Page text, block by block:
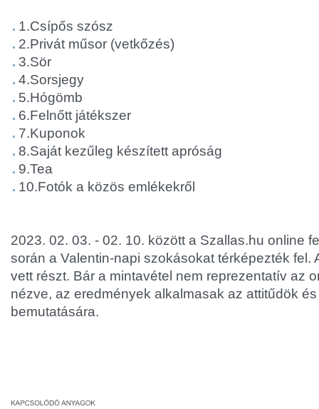
1.Csípős szósz
2.Privát műsor (vetkőzés)
3.Sör
4.Sorsjegy
5.Hógömb
6.Felnőtt játékszer
7.Kuponok
8.Saját kezűleg készített apróság
9.Tea
10.Fotók a közös emlékekről
2023. 02. 03. - 02. 10. között a Szallas.hu online
során a Valentin-napi szokásokat térképezték fel.
vett részt. Bár a mintavétel nem reprezentatív az
nézve, az eredmények alkalmasak az attitűdök
bemutatására.